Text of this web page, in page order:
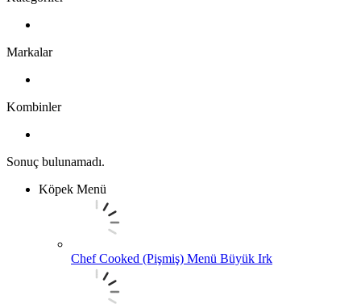
Markalar
Kombinler
Sonuç bulunamadı.
Köpek Menü
Chef Cooked (Pişmiş) Menü Büyük Irk